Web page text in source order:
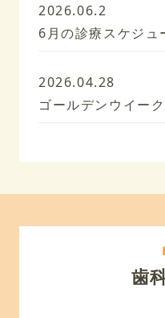
2026.06.2
6月の診療スケジ
2026.04.28
ゴールデンウイー
歯